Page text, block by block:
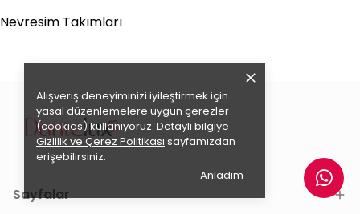
Alışveriş deneyiminizi iyileştirmek için
yasal düzenlemelere uygun çerezler
(cookies) kullanıyoruz. Detaylı bilgiye
Gizlilik ve Çerez Politikası sayfamızdan
erişebilirsiniz.
Anladım
Nevresim Takımları
Sayfalar